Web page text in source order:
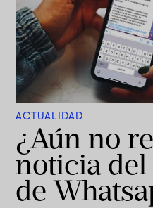
ACTUALIDAD
¿Aún no
noticia del
de